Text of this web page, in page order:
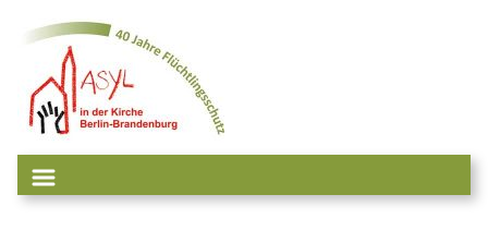
Inhalt
springen